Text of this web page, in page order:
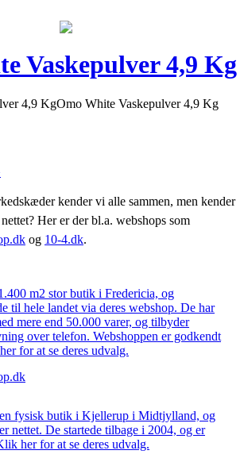
Vaskepulver 4,9 Kg
4,9 KgOmo White Vaskepulver 4,9 Kg
kender vi alle sammen, men kender
Her er der bl.a. webshops som
og 10-4.dk.
m2 stor butik i Fredericia, og
til hele landet via deres webshop. De har
mere end 50.000 varer, og tilbyder
over telefon. Webshoppen er godkendt
for at se deres udvalg.
fysisk butik i Kjellerup i Midtjylland, og
nettet. De startede tilbage i 2004, og er
her for at se deres udvalg.